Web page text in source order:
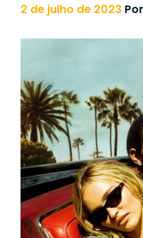
2 de julho de 2023 Por